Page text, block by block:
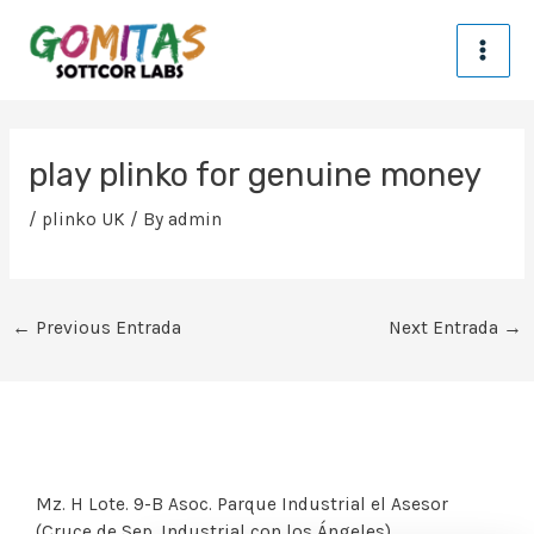
content
play plinko for genuine money
/ plinko UK / By admin
← Previous Entrada Next Entrada →
Mz. H Lote. 9-B Asoc. Parque Industrial el Asesor